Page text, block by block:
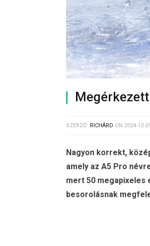
SZERZŐ: RICHÁRD ON 2024-12-
Nagyon korrekt,
amely az A5 Pro
mert 50 megapixeles
besorolásnak